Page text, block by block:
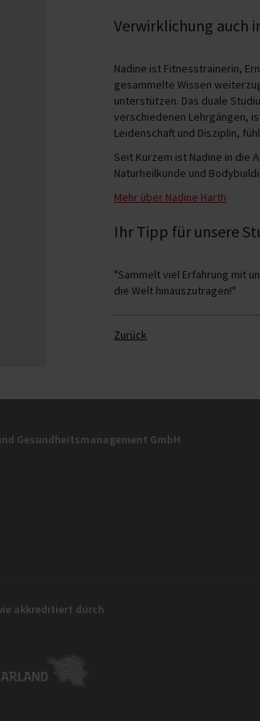
Verwirklichung auch
Nadine ist Fitnesstrainerin,
gesammelte Wissen
unterstützen. Das duale
verschiedenen Lehrgängen,
Leidenschaft und Disziplin,
Seit Kurzem ist Nadine in die
Naturheilkunde und
Mehr über Nadine Harth
Ihr Tipp für unsere
"Sammelt viel Erfahrung mit
die Welt hinauszutragen!"
Zurück
Gesundheitsmanagement GmbH
akkreditiert durch